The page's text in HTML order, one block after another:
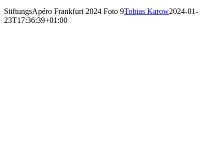
StiftungsApéro Frankfurt 2024 Foto 9Tobias Karow2024-01-
23T17:36:39+01:00